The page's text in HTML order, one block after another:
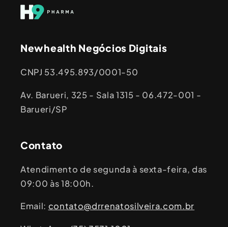
Newhealth Negócios Digitais
CNPJ 53.495.893/0001-50
Av. Barueri, 325 - Sala 1315 - 06.472-001 -
Barueri/SP
Contato
Atendimento de segunda à sexta-feira, das
09:00 às 18:00h.
Email: contato@drrenatosilveira.com.br